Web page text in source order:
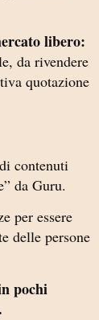
libero:
da rivendere
quotazione
contenuti
da Guru.
per essere
delle persone
pochi